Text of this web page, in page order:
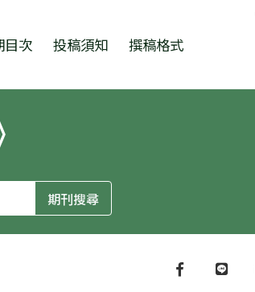
目次 投稿須知 撰稿格式
Facebook
line